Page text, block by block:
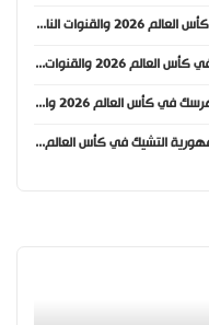
موعد مباراة قطر وسويسرا في كأس العالم 2026 والقنوات الناقلة
موعد مباراة أمريكا والباراغواي في كأس العالم 2026 والقنوات الناقلة
موعد مباراة كندا والبوسنة والهرسك في كأس العالم 2026 والقنوات الناقلة
موعد مباراة كوريا الجنوبية وجمهورية التشيك في كأس العالم 2026 والقنوات الناقلة